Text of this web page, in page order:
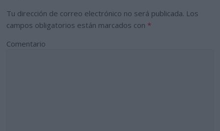
Tu dirección de correo electrónico no será publicada. Los
campos obligatorios están marcados con *
Comentario